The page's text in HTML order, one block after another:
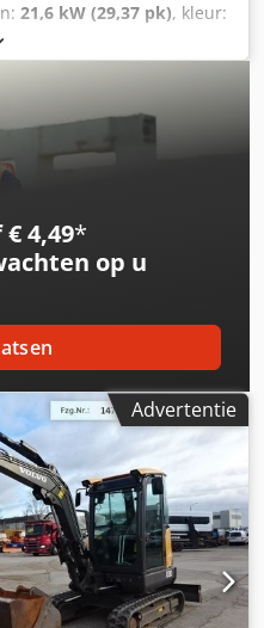
21,6 kW (29,37 pk), kleur:
kg
rubberen rupsbanden,
minigraafmachine
vervangen) 21,6
kg MS03 mechanische
Alle leidingen aanwezig
4,49*
op u
Advertentie